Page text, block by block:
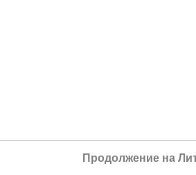
Продолжение на